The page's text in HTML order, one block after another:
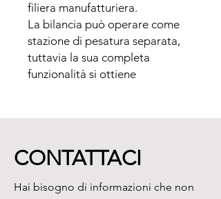
filiera manufatturiera.
La bilancia può operare come
stazione di pesatura separata,
tuttavia la sua completa
funzionalità si ottiene
CONTATTACI
Hai bisogno di informazioni che non